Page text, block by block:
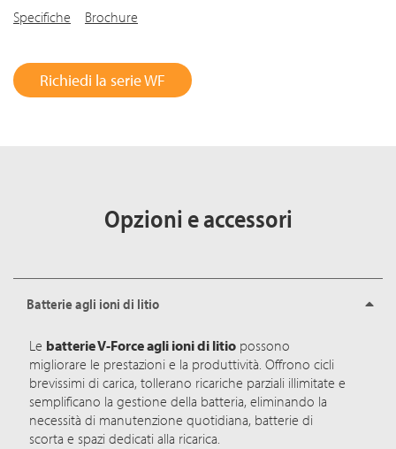
Specifiche
Brochure
Richiedi la serie WF
Opzioni e accessori
Batterie agli ioni di litio
Le batterie V-Force agli ioni di litio possono
migliorare le prestazioni e la produttività. Offrono cicli
brevissimi di carica, tollerano ricariche parziali illimitate e
semplificano la gestione della batteria, eliminando la
necessità di manutenzione quotidiana, batterie di
scorta e spazi dedicati alla ricarica.